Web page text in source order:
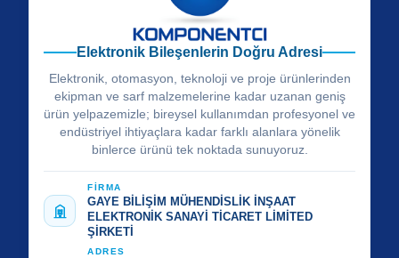
Elektronik Bileşenlerin Doğru Adresi
Elektronik, otomasyon, teknoloji ve proje ürünlerinden
ekipman ve sarf malzemelerine kadar uzanan geniş
ürün yelpazemizle; bireysel kullanımdan profesyonel ve
endüstriyel ihtiyaçlara kadar farklı alanlara yönelik
binlerce ürünü tek noktada sunuyoruz.
FİRMA
GAYE BİLİŞİM MÜHENDİSLİK İNŞAAT
ELEKTRONİK SANAYİ TİCARET LİMİTED
ŞİRKETİ
ADRES